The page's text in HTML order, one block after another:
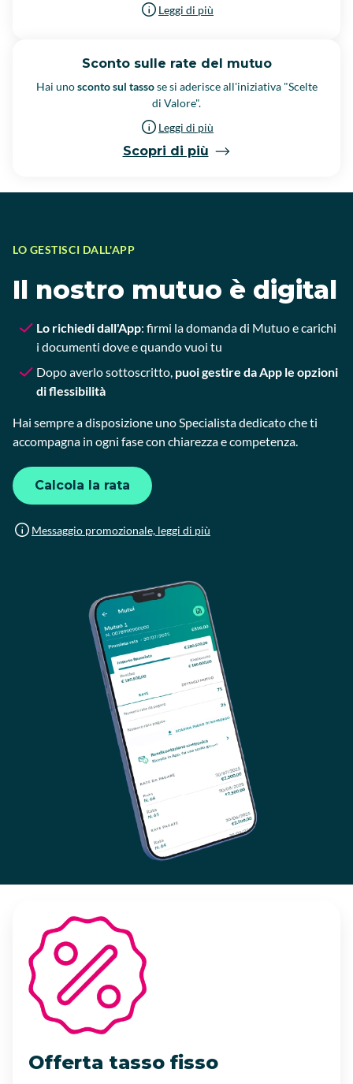
Leggi di più
Sconto sulle rate del mutuo
Hai unosconto sul tassose si aderisce all'iniziativa "Scelte
di Valore".
Leggi di più
Scopri di più
LO GESTISCI DALL'APP
Il nostro mutuo è digital
Lo richiedi dall'App: firmi la domanda di Mutuo e carichi
i documenti dove e quando vuoi tu
Dopo averlo sottoscritto, puoi gestire da App le opzioni
di flessibilità
Hai sempre a disposizione uno Specialista dedicato che ti
accompagna in ogni fase con chiarezza e competenza.
Calcola la rata
Messaggio promozionale, leggi di più
Offerta tasso fisso